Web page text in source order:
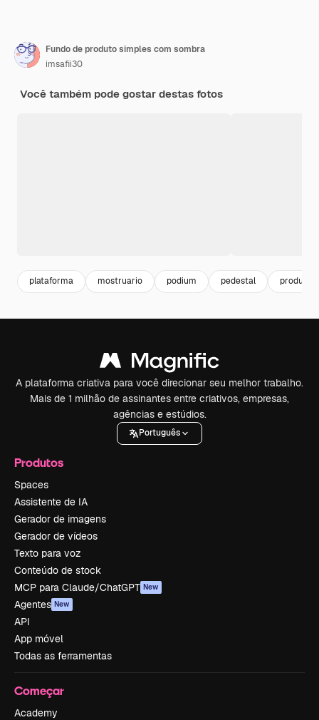
Fundo de produto simples com sombra
imsafii30
Você também pode gostar destas fotos
plataforma mostruario podium pedestal product
A plataforma criativa para você direcionar seu melhor trabalho.
Mais de 1 milhão de assinantes entre criativos, empresas,
agências e estúdios.
Português
Produtos
Spaces
Assistente de IA
Gerador de imagens
Gerador de vídeos
Texto para voz
Conteúdo de stock
MCP para Claude/ChatGPT New
Agentes New
API
App móvel
Todas as ferramentas
Começar
Academy